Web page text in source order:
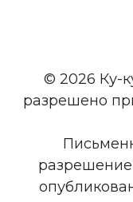
© 2026 Ку-
разрешено
разрешение